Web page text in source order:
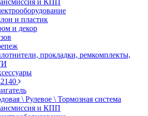
и КПП
и пластик
и декор
прокладки, ремкомплекты,
\ Рулевое \ Тормозная система
и КПП